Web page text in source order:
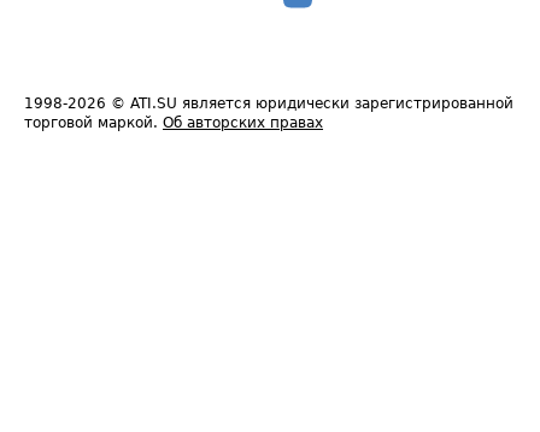
1998-2026 © ATI.SU является юридически зарегистрированной
торговой маркой. Об авторских правах